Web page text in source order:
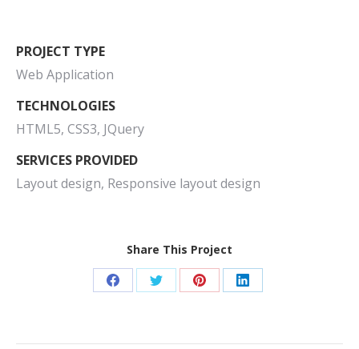
PROJECT TYPE
Web Application
TECHNOLOGIES
HTML5, CSS3, JQuery
SERVICES PROVIDED
Layout design, Responsive layout design
Share This Project
Partager
Facebook
Partager
Twitter
Partager
Pinterest
Partager
LinkedIn